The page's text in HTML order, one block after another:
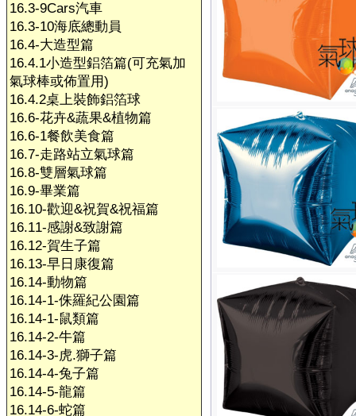
16.3-9Cars汽車
16.3-10海底總動員
16.4-大造型篇
16.4.1小造型鋁箔篇(可充氣加
氣球棒或佈置用)
16.4.2桌上裝飾鋁箔球
16.6-花卉&蔬果&植物篇
16.6-1餐飲美食篇
16.7-走路站立氣球篇
16.8-雙層氣球篇
16.9-畢業篇
16.10-歡迎&祝賀&祝福篇
16.11-感謝&致謝篇
16.12-賀生子篇
16.13-早日康復篇
16.14-動物篇
16.14-1-侏羅紀公園篇
16.14-1-鼠類篇
16.14-2-牛篇
16.14-3-虎.獅子篇
16.14-4-兔子篇
16.14-5-龍篇
16.14-6-蛇篇